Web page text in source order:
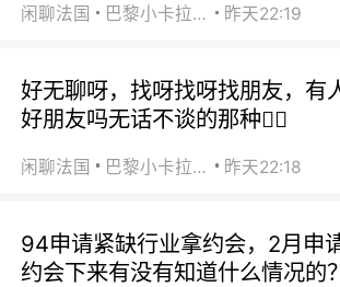
闲聊法国 巴黎小卡拉咪 昨天22:19
好无聊呀，找呀找呀找朋友，有
好朋友吗无话不谈的那种😮‍💨
闲聊法国 巴黎小卡拉咪 昨天22:18
94申请紧缺行业拿约会，2月申
约会下来有没有知道什么情况的？